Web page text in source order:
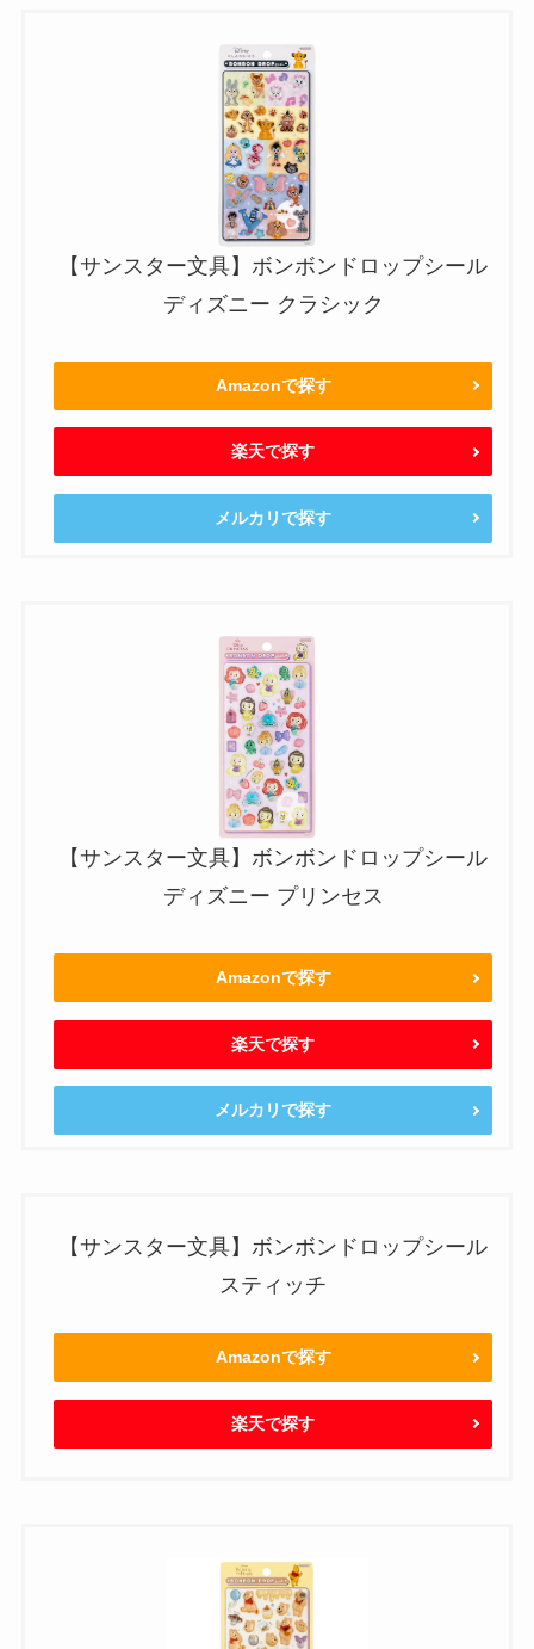
【サンスター文具】ボンボンドロップシール
ディズニー クラシック
Amazonで探す
楽天で探す
メルカリで探す
【サンスター文具】ボンボンドロップシール
ディズニー プリンセス
Amazonで探す
楽天で探す
メルカリで探す
【サンスター文具】ボンボンドロップシール
スティッチ
Amazonで探す
楽天で探す